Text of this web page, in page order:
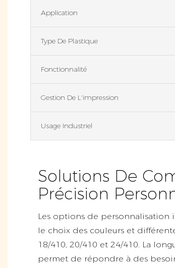
Application
Type De Plastique
Fonctionnalité
Gestion De L'impression
Usage Industriel
Solutions De
Précision
Les options de personnalisation
le choix des couleurs et
18/410, 20/410 et 24/410. La
permet de répondre à des